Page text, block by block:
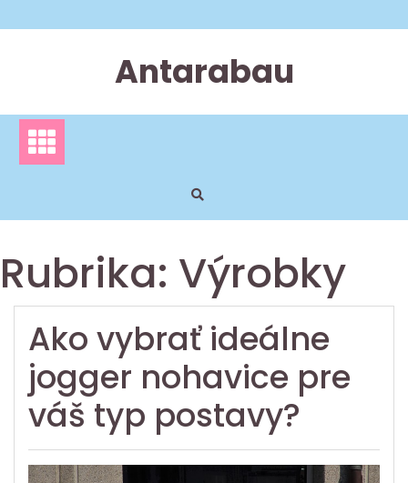
to
Antarabau
Rubrika: Výrobky
Ako vybrať ideálne
jogger nohavice pre
váš typ postavy?